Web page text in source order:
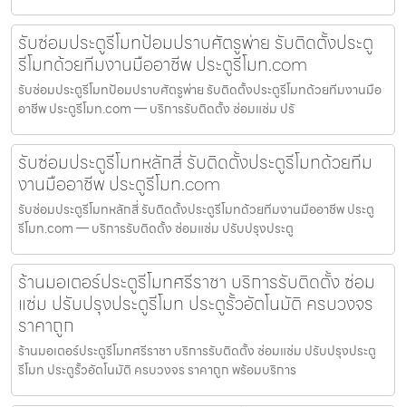
รับซ่อมประตูรีโมทป้อมปราบศัตรูพ่าย รับติดตั้งประตู
รีโมทด้วยทีมงานมืออาชีพ ประตูรีโมท.com
รับซ่อมประตูรีโมทป้อมปราบศัตรูพ่าย รับติดตั้งประตูรีโมทด้วยทีมงานมือ
อาชีพ ประตูรีโมท.com — บริการรับติดตั้ง ซ่อมแซ่ม ปรั
รับซ่อมประตูรีโมทหลักสี่ รับติดตั้งประตูรีโมทด้วยทีม
งานมืออาชีพ ประตูรีโมท.com
รับซ่อมประตูรีโมทหลักสี่ รับติดตั้งประตูรีโมทด้วยทีมงานมืออาชีพ ประตู
รีโมท.com — บริการรับติดตั้ง ซ่อมแซ่ม ปรับปรุงประตู
ร้านมอเตอร์ประตูรีโมทศรีราชา บริการรับติดตั้ง ซ่อม
แซ่ม ปรับปรุงประตูรีโมท ประตูรั้วอัตโนมัติ ครบวงจร
ราคาถูก
ร้านมอเตอร์ประตูรีโมทศรีราชา บริการรับติดตั้ง ซ่อมแซ่ม ปรับปรุงประตู
รีโมท ประตูรั้วอัตโนมัติ ครบวงจร ราคาถูก พร้อมบริการ